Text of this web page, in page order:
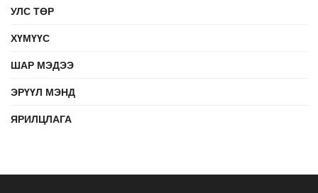
УЛС ТӨР
ХҮМҮҮС
ШАР МЭДЭЭ
ЭРҮҮЛ МЭНД
ЯРИЛЦЛАГА